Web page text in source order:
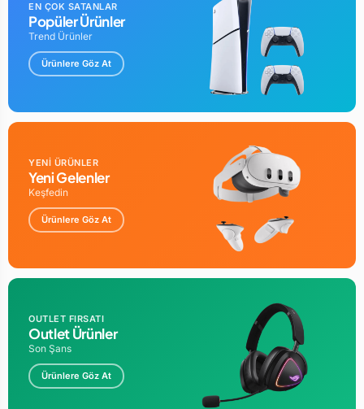
EN ÇOK SATANLAR
Popüler Ürünler
Trend Ürünler
Ürünlere Göz At
YENİ ÜRÜNLER
Yeni Gelenler
Keşfedin
Ürünlere Göz At
OUTLET FIRSATI
Outlet Ürünler
Son Şans
Ürünlere Göz At